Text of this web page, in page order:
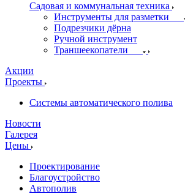
Садовая и коммунальная техника
Инструменты для разметки
Подрезчики дёрна
Ручной инструмент
Траншеекопатели
Акции
Проекты
Системы автоматического полива
Новости
Галерея
Цены
Проектирование
Благоустройство
Автополив